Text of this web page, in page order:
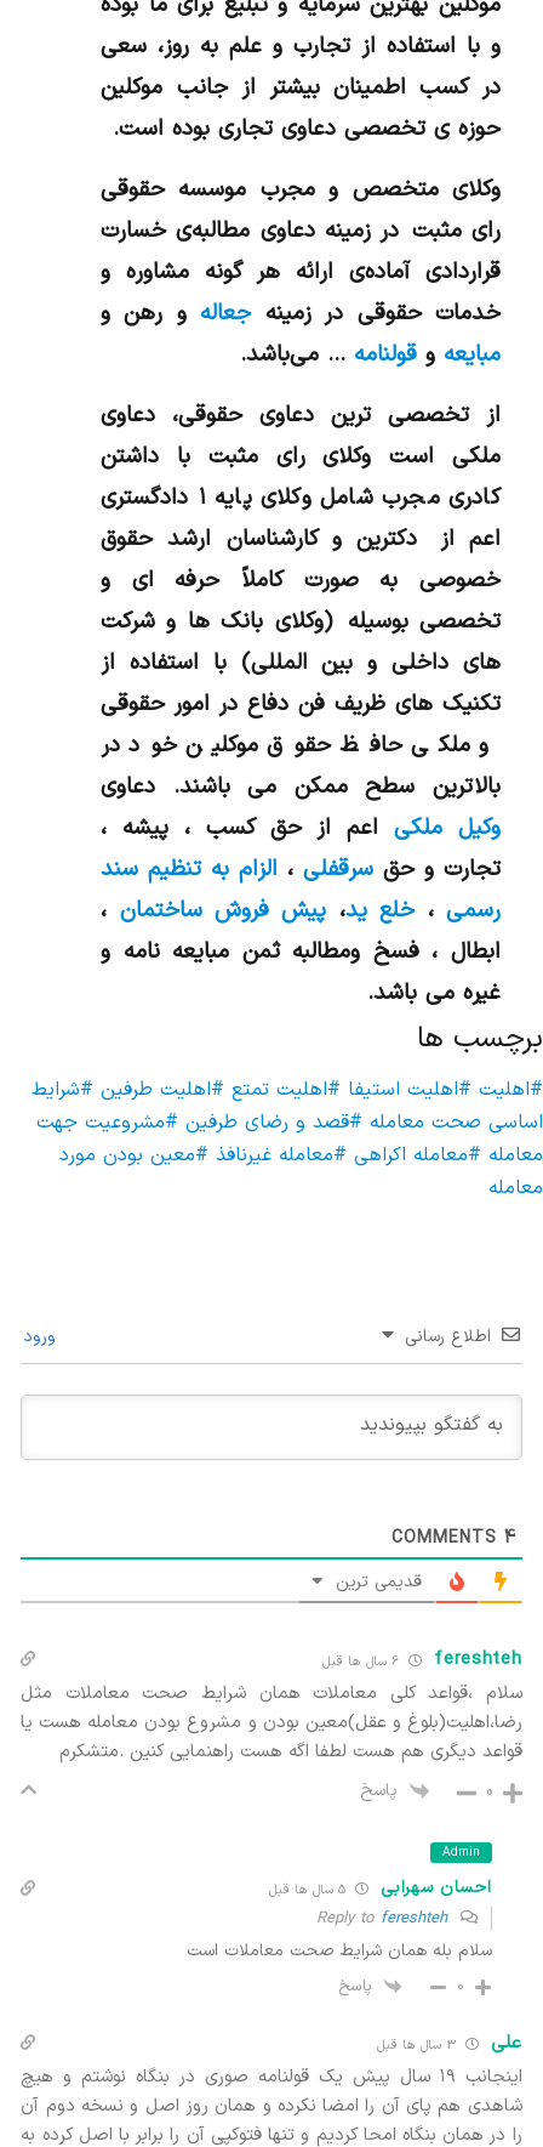
و با استفاده از تجارب و علم به روز، سعی
در کسب اطمینان بیشتر از جانب موکلین
حوزه ی تخصصی دعاوی تجاری بوده است.
وکلای متخصص و مجرب موسسه حقوقی
رای مثبت در زمینه دعاوی مطالبه‌ی خسارت
قراردادی آماده‌ی ارائه هر گونه مشاوره و
خدمات حقوقی در زمینهجعاله و رهن و
مبایعه وقولنامه … می‌باشد.
از تخصصی ترین دعاوی حقوقی، دعاوی
ملکی است وکلای رای مثبت با داشتن
کادری مجرب شامل وکلای پایه ۱ دادگستری
اعم از دکترین و کارشناسان ارشد حقوق
خصوصی به صورت کاملاً حرفه ای و
تخصصی بوسیله (وکلای بانک ها و شرکت
های داخلی و بین المللی) با استفاده از
تکنیک های ظریف فن دفاع در امور حقوقی
و ملکی حافظ حقوق موکلین خود در
بالاترین سطح ممکن می باشند. دعاوی
وکیل ملکیاعم از حق کسب ، پیشه ،
تجارت و حق سرقفلی ، الزام به تنظیم سند
رسمی ،خلع ید، پیش فروش ساختمان ،
ابطال ، فسخ ومطالبه ثمن مبایعه نامه و
غیره می باشد.
برچسب ها
#اهلیت #اهلیت استیفا #اهلیت تمتع #اهلیت طرفین #شرایط
اساسی صحت معامله #قصد و رضای طرفین #مشروعیت جهت
معامله #معامله اکراهی #معامله غیرنافذ #معین بودن مورد
معامله
اطلاع رسانی ورود
4
قدیمی ترین
fereshteh
سلام ،قواعد کلی معاملات همان شرایط صحت معاملات مثل
رضا،اهلیت(بلوغ و عقل)معین بودن و مشروع بودن معامله هست یا
قواعد دیگری هم هست لطفا اگه هست راهنمایی کنین .متشکرم
0 پاسخ
Admin
احسان سهرابی
Reply to
fereshteh
سلام بله همان شرایط صحت معاملات است
0 پاسخ
علی
اینجانب ۱۹ سال پیش یک قولنامه صوری در بنگاه نوشتم و هیچ
شاهدی هم پای آن را امضا نکرده و همان روز اصل و نسخه دوم آن
را در همان بنگاه امحا کردیم و تنها فتوکپی آن را برابر با اصل کرده به